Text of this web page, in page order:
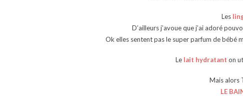
Les
D’ailleurs j’avoue que j’ai adoré
Ok elles sentent pas le super parfum de bébé
Le lait hydratant on
Mais alors
LE